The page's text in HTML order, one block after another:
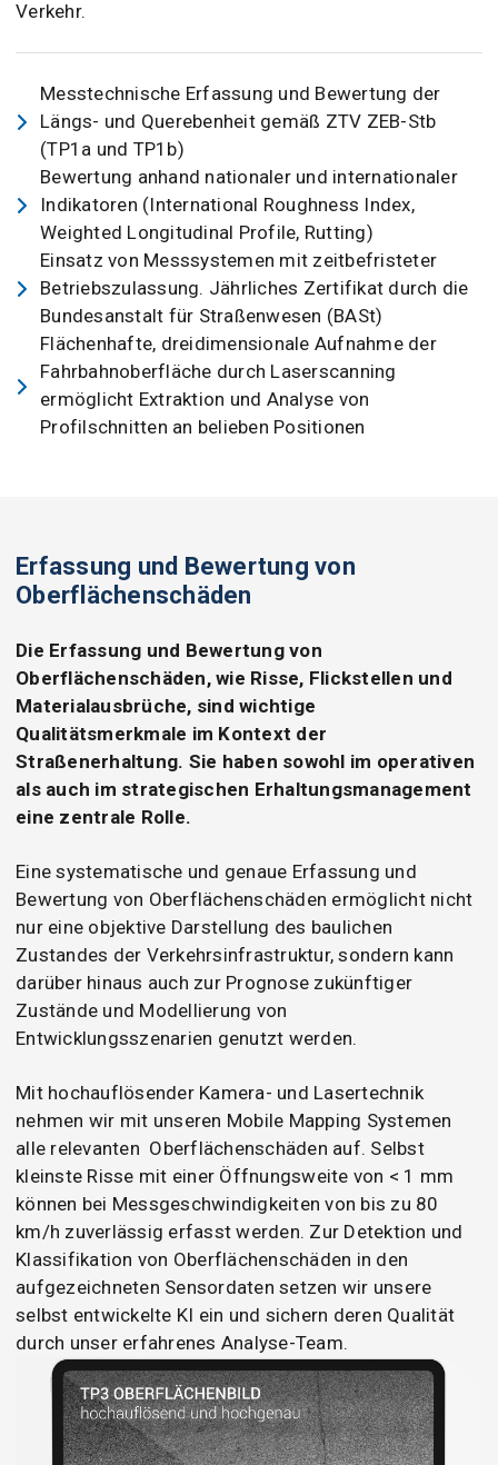
Verkehr.
Messtechnische Erfassung und Bewertung der
Längs- und Querebenheit gemäß ZTV ZEB-Stb
(TP1a und TP1b)
Bewertung anhand nationaler und internationaler
Indikatoren (International Roughness Index,
Weighted Longitudinal Profile, Rutting)
Einsatz von Messsystemen mit zeitbefristeter
Betriebszulassung. Jährliches Zertifikat durch die
Bundesanstalt für Straßenwesen (BASt)
Flächenhafte, dreidimensionale Aufnahme der
Fahrbahnoberfläche durch Laserscanning
ermöglicht Extraktion und Analyse von
Profilschnitten an belieben Positionen
Erfassung und Bewertung von
Oberflächenschäden
Die Erfassung und Bewertung von
Oberflächenschäden, wie Risse, Flickstellen und
Materialausbrüche, sind wichtige
Qualitätsmerkmale im Kontext der
Straßenerhaltung. Sie haben sowohl im operativen
als auch im strategischen Erhaltungsmanagement
eine zentrale Rolle.
Eine systematische und genaue Erfassung und
Bewertung von Oberflächenschäden ermöglicht nicht
nur eine objektive Darstellung des baulichen
Zustandes der Verkehrsinfrastruktur, sondern kann
darüber hinaus auch zur Prognose zukünftiger
Zustände und Modellierung von
Entwicklungsszenarien genutzt werden.
Mit hochauflösender Kamera- und Lasertechnik
nehmen wir mit unseren Mobile Mapping Systemen
alle relevanten Oberflächenschäden auf. Selbst
kleinste Risse mit einer Öffnungsweite von < 1 mm
können bei Messgeschwindigkeiten von bis zu 80
km/h zuverlässig erfasst werden. Zur Detektion und
Klassifikation von Oberflächenschäden in den
aufgezeichneten Sensordaten setzen wir unsere
selbst entwickelte KI ein und sichern deren Qualität
durch unser erfahrenes Analyse-Team.